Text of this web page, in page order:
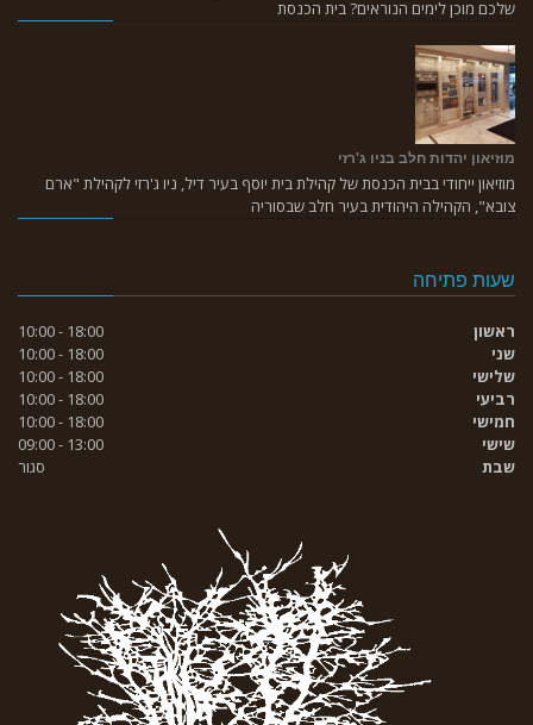
שלכם מוכן לימים הנוראים? בית הכנסת
מוזיאון יהדות חלב בניו ג'רזי
מוזיאון ייחודי בבית הכנסת של קהילת בית יוסף בעיר דיל, ניו ג'רזי לקהילת "ארם
צובא", הקהילה היהודית בעיר חלב שבסוריה
שעות פתיחה
ראשון
18:00 - 10:00
שני
18:00 - 10:00
שלישי
18:00 - 10:00
רביעי
18:00 - 10:00
חמישי
18:00 - 10:00
שישי
13:00 - 09:00
שבת
סגור